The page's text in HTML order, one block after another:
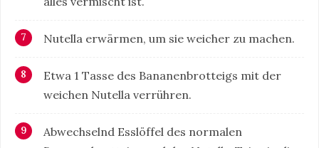
Nutella erwärmen, um sie weicher zu machen.
Etwa 1 Tasse des Bananenbrotteigs mit der
weichen Nutella verrühren.
Abwechselnd Esslöffel des normalen